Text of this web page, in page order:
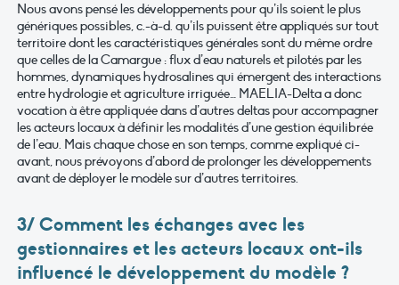
Nous avons pensé les développements pour qu’ils soient le plus
génériques possibles, c.-à-d. qu’ils puissent être appliqués sur tout
territoire dont les caractéristiques générales sont du même ordre
que celles de la Camargue : flux d’eau naturels et pilotés par les
hommes, dynamiques hydrosalines qui émergent des interactions
entre hydrologie et agriculture irriguée… MAELIA-Delta a donc
vocation à être appliquée dans d’autres deltas pour accompagner
les acteurs locaux à définir les modalités d’une gestion équilibrée
de l’eau. Mais chaque chose en son temps, comme expliqué ci-
avant, nous prévoyons d’abord de prolonger les développements
avant de déployer le modèle sur d’autres territoires.
3/ Comment les échanges avec les
gestionnaires et les acteurs locaux ont-ils
influencé le développement du modèle ?